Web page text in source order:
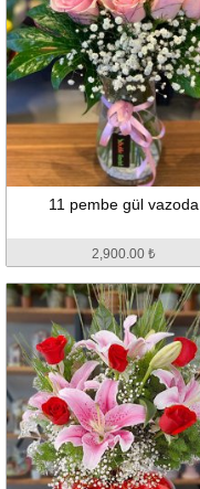
11 pembe gül vazoda
2,900.00 ₺